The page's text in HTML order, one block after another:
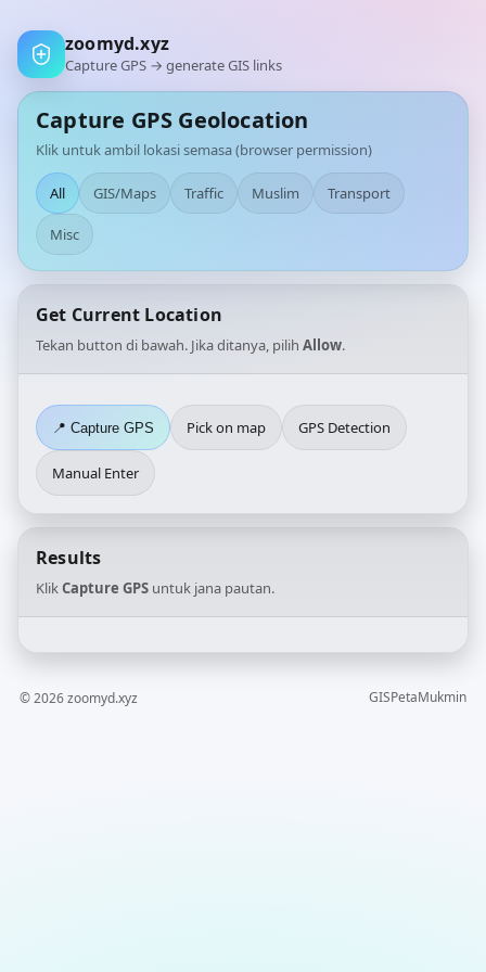
zoomyd.xyz
Capture GPS → generate GIS links
Capture GPS Geolocation
Klik untuk ambil lokasi semasa (browser permission)
All GIS/Maps Traffic Muslim Transport
Misc
Get Current Location
Tekan button di bawah. Jika ditanya, pilih Allow.
📍 Capture GPS Pick on map GPS Detection
Manual Enter
Results
KlikCapture GPS untuk jana pautan.
©2026zoomyd.xyz GISPetaMukmin